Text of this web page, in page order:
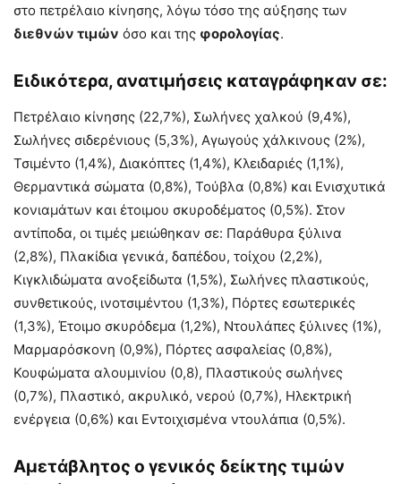
στο πετρέλαιο κίνησης, λόγω τόσο της αύξησης των
διεθνών τιμών όσο και της φορολογίας.
Ειδικότερα, ανατιμήσεις καταγράφηκαν σε:
Πετρέλαιο κίνησης (22,7%), Σωλήνες χαλκού (9,4%),
Σωλήνες σιδερένιους (5,3%), Αγωγούς χάλκινους (2%),
Τσιμέντο (1,4%), Διακόπτες (1,4%), Κλειδαριές (1,1%),
Θερμαντικά σώματα (0,8%), Τούβλα (0,8%) και Ενισχυτικά
κονιαμάτων και έτοιμου σκυροδέματος (0,5%). Στον
αντίποδα, οι τιμές μειώθηκαν σε: Παράθυρα ξύλινα
(2,8%), Πλακίδια γενικά, δαπέδου, τοίχου (2,2%),
Κιγκλιδώματα ανοξείδωτα (1,5%), Σωλήνες πλαστικούς,
συνθετικούς, ινοτσιμέντου (1,3%), Πόρτες εσωτερικές
(1,3%), Έτοιμο σκυρόδεμα (1,2%), Ντουλάπες ξύλινες (1%),
Μαρμαρόσκονη (0,9%), Πόρτες ασφαλείας (0,8%),
Κουφώματα αλουμινίου (0,8), Πλαστικούς σωλήνες
(0,7%), Πλαστικό, ακρυλικό, νερού (0,7%), Ηλεκτρική
ενέργεια (0,6%) και Εντοιχισμένα ντουλάπια (0,5%).
Αμετάβλητος ο γενικός δείκτης τιμών